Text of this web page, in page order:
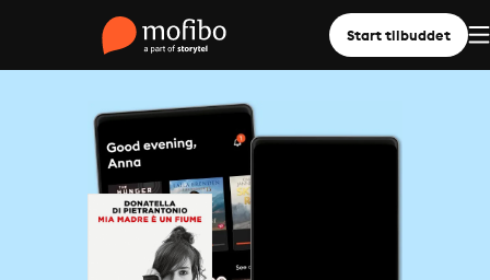
Start tilbuddet